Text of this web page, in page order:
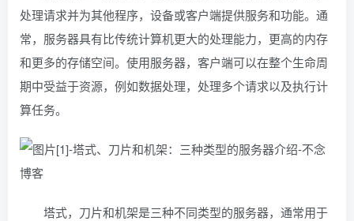
处理请求并为其他程序，设备或客户端提供服务和功能。通
常，服务器具有比传统计算机更大的处理能力，更高的内存
和更多的存储空间。使用服务器，客户端可以在整个生命周
期中受益于资源，例如数据处理，处理多个请求以及执行计
算任务。
塔式，刀片和机架是三种不同类型的服务器，通常用于